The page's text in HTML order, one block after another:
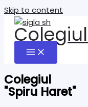
Skip to content
Colegiul
"Spiru Haret"